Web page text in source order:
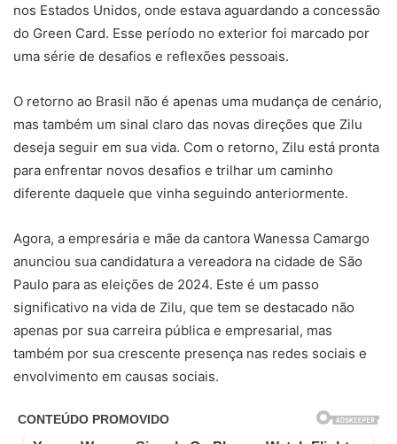
nos Estados Unidos, onde estava aguardando a concessão
do Green Card. Esse período no exterior foi marcado por
uma série de desafios e reflexões pessoais.
O retorno ao Brasil não é apenas uma mudança de cenário,
mas também um sinal claro das novas direções que Zilu
deseja seguir em sua vida. Com o retorno, Zilu está pronta
para enfrentar novos desafios e trilhar um caminho
diferente daquele que vinha seguindo anteriormente.
Agora, a empresária e mãe da cantora Wanessa Camargo
anunciou sua candidatura a vereadora na cidade de São
Paulo para as eleições de 2024. Este é um passo
significativo na vida de Zilu, que tem se destacado não
apenas por sua carreira pública e empresarial, mas
também por sua crescente presença nas redes sociais e
envolvimento em causas sociais.